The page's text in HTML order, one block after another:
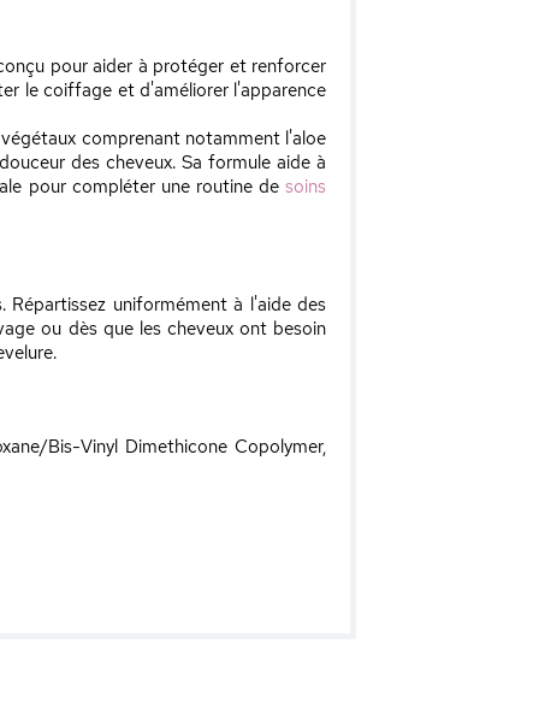
pour aider à protéger et renforcer
le coiffage et d'améliorer l'apparence
comprenant notamment l'aloe
des cheveux. Sa formule aide à
pour compléter une routine desoins
uniformément à l'aide des
ou dès que les cheveux ont besoin
Bis-Vinyl Dimethicone Copolymer,